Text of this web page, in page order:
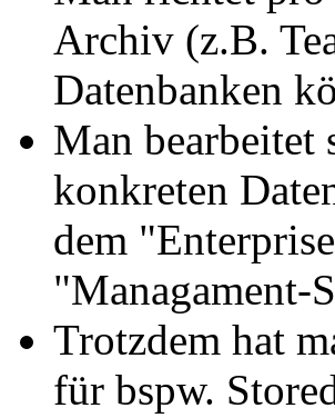
Archiv (z.B.
Datenbanken
Man bearbeitet
konkreten
dem
"Managament-
Trotzdem hat
für bspw.